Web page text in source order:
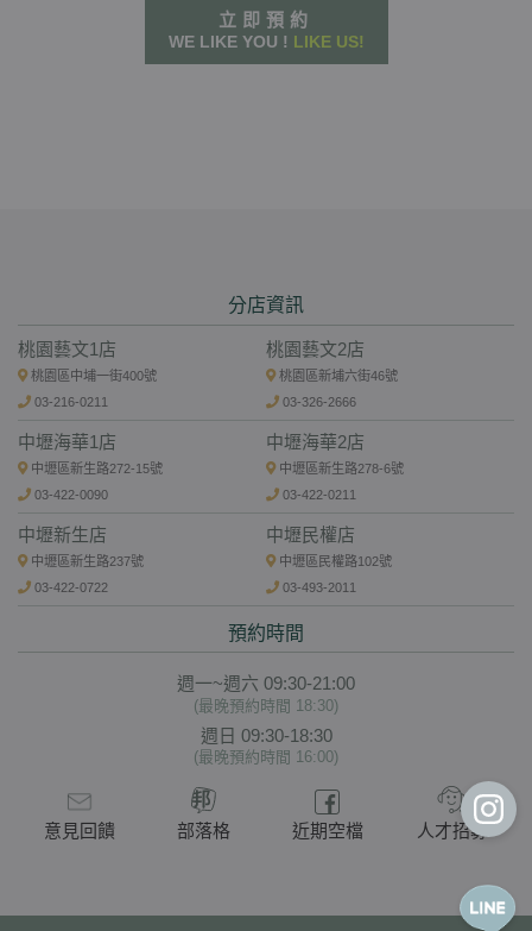
立即預約
WE LIKE YOU ! LIKE US!
分店資訊
桃園藝文1店
桃園區中埔一街400號
03-216-0211
桃園藝文2店
桃園區新埔六街46號
03-326-2666
中壢海華1店
中壢區新生路272-15號
03-422-0090
中壢海華2店
中壢區新生路278-6號
03-422-0211
中壢新生店
中壢區新生路237號
03-422-0722
中壢民權店
中壢區民權路102號
03-493-2011
預約時間
週一~週六 09:30-21:00
(最晚預約時間 18:30)
週日 09:30-18:30
(最晚預約時間 16:00)
意見回饋 部落格 近期空檔 人才招募